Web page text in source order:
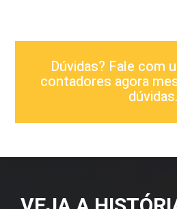
Dúvidas? Fale com
contadores agora
dúvidas.